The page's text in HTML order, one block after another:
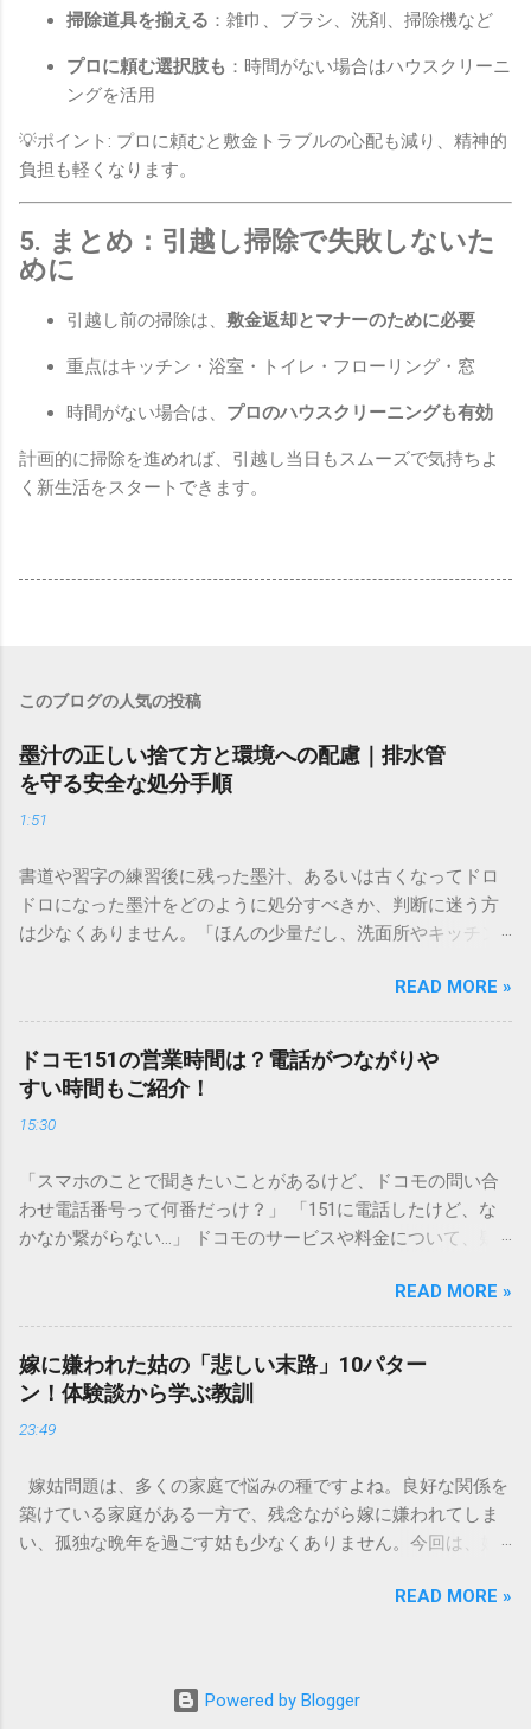
掃除道具を揃える ：雑巾、ブラシ、洗剤、掃除機など
プロに頼む選択肢も ：時間がない場合はハウスクリーニ
ングを活用
💡ポイント: プロに頼むと敷金トラブルの心配も減り、精神的
負担も軽くなります。
5. まとめ：引越し掃除で失敗しないた
めに
引越し前の掃除は、 敷金返却とマナーのために必要
重点はキッチン・浴室・トイレ・フローリング・窓
時間がない場合は、 プロのハウスクリーニングも有効
計画的に掃除を進めれば、引越し当日もスムーズで気持ちよ
く新生活をスタートできます。
このブログの人気の投稿
墨汁の正しい捨て方と環境への配慮｜排水管
を守る安全な処分手順
1:51
書道や習字の練習後に残った墨汁、あるいは古くなってドロ
ドロになった墨汁をどのように処分すべきか、判断に迷う方
は少なくありません。「ほんの少量だし、洗面所やキッチン
と、実は予期せぬトラブルを招く原因となります。 墨汁は、
一般的な生活排水とは性質が大きく異なります。そのまま排
水口へ流すことは環境負荷だけでなく、ご自宅の排水設備を
傷める可能性も高いため、非常に危険です。この記事では、
墨汁を安全かつ環境に優しい方法で処分するための手順と、
容器を適切に分別する方法を徹底解説します。 墨汁を「排水
す）」と「膠（にかわ）」、そして水です。これらは非常に
微細かつ独特の粘性を持っているため、下水処理や配管維持
の観点から以下の問題が発生します。 1. 環境への深刻な負荷
施設であっても、これらの微粒子を完全に分解・除去するこ
とは容易ではありません。大量に流し続けると河川や海まで
到達し、水質の濁りや生態系へ悪影響を及ぼすリスクがあり
ます。 2. 排水管の詰まりと劣化 墨汁の粘度を保っている「膠
め、深刻な詰まりを引き起こします。特に築年数が経過した
住宅では配管トラブルが起きやすく、修理費用が高額になる
ケースも珍しくありません。 3. 頑固なシミと汚れの沈着 陶器
やホーロー製のシンクに墨汁が付着すると、細かい粒子が素
材の隙間に入り込み、取れない黒ずみとなります。一度素材
汁を処分する際は、「液体として流さない」ことが絶対ルー
READ MORE »
ドコモ151の営業時間は？電話がつながりや
すい時間もご紹介！
15:30
「スマホのことで聞きたいことがあるけど、ドコモの問い合
わせ電話番号って何番だっけ？」 「151に電話したけど、な
かなか繋がらない…」 ドコモのサービスや料金について、疑
ンフォメーションセンター」の専用電話番号「151」ですよ
ね。 でも、「 ドコモ151は何時まで 営業しているの？」「
151は何時から 受付可能なの？」と営業時間がわからず、な
かなか電話ができない方もいるかもしれません。 この記事で
は、ドコモ151の営業時間や、電話が繋がりやすい時間帯、さ
らには電話がつながらない時の対処法をわかりやすく解説し
言うと、ドコモのインフォメーションセンター「151」の受付
時間は、 午前9時から午後8時まで です。 年中無休で、土日
祝日も営業しています。「 151 営業時間 」を気にする際、ま
って連絡することができますね。 この時間内であれば、ドコ
以外からの問い合わせは、電話番号や通話料が異なるので注
READ MORE »
嫁に嫌われた姑の「悲しい末路」10パター
ン！体験談から学ぶ教訓
23:49
嫁姑問題は、多くの家庭で悩みの種ですよね。良好な関係を
築けている家庭がある一方で、残念ながら嫁に嫌われてしま
い、孤独な晩年を過ごす姑も少なくありません。今回は、嫁
を10パターンご紹介します。実体験に基づいたエピソードも
する 「まさか追い出されるなんて…」という声も聞かれるの
が、同居の破綻です。最初は良かれと思って始めた同居も、
READ MORE »
Powered by Blogger